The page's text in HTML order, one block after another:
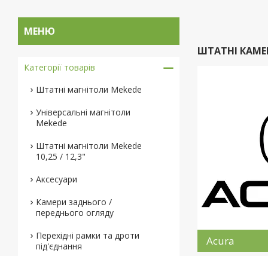
ШТАТНІ
Acura
Категорії товарів
Штатні магнітоли Mekede
Універсальні магнітоли
Mekede
Штатні магнітоли Mekede
10,25 / 12,3"
Аксесуари
Камери заднього /
переднього огляду
Перехідні рамки та дроти
під'єднання